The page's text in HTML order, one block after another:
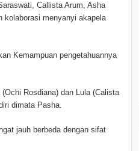
Callista Arum, Asha
kolaborasi menyanyi akapela
Kemampuan pengetahuannya
Rosdiana) dan Lula (Calista
dimata Pasha.
jauh berbeda dengan sifat